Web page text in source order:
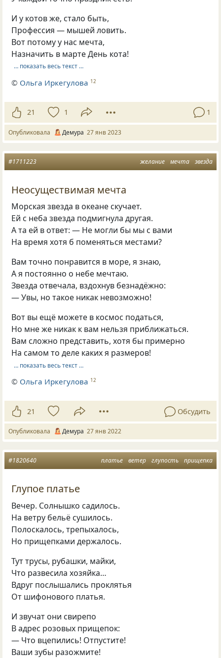
И у котов же, стало быть,
Профессия — мышей ловить.
Вот потому у нас мечта,
Назначить в марте День кота!
… показать весь текст …
© Ольга Иркегулова 12
21 1 1
Опубликовала Демура 27 янв 2023
желание мечта звезда
#1711223
Неосуществимая мечта
Морская звезда в океане скучает.
Ей с неба звезда подмигнула другая.
А та ей в ответ: — Не могли бы мы с вами
На время хотя б поменяться местами?
Вам точно понравится в море, я знаю,
А я постоянно о небе мечтаю.
Звезда отвечала, вздохнув безнадёжно:
— Увы, но такое никак невозможно!
Вот вы ещё можете в космос податься,
Но мне же никак к вам нельзя приближаться.
Вам сложно представить, хотя бы примерно
На самом то деле каких я размеров!
… показать весь текст …
© Ольга Иркегулова 12
21 Обсудить
Опубликовала Демура 27 янв 2022
платье ветер глупость прищепка
#1820640
Глупое платье
Вечер. Солнышко садилось.
На ветру бельё сушилось.
Полоскалось, трепыхалось,
Но прищепками держалось.
Тут трусы, рубашки, майки,
Что развесила хозяйка…
Вдруг послышались проклятья
От шифонового платья.
И звучат они свирепо
В адрес розовых прищепок:
— Что вцепились! Отпустите!
Ваши зубы разожмите!